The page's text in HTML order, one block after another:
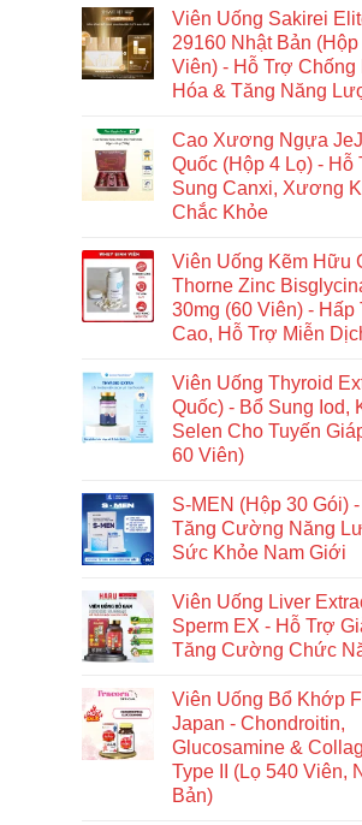
Viên Uống Sakirei
29160 Nhật Bản (Hộp
Viên) - Hỗ Trợ Chống
Hóa & Tăng Năng
Cao Xương Ngựa
Quốc (Hộp 4 Lọ) - Hỗ
Sung Canxi, Xương
Chắc Khỏe
Viên Uống Kẽm Hữu
Thorne Zinc
30mg (60 Viên) - Hấp
Cao, Hỗ Trợ Miễn
Viên Uống Thyroid
Quốc) - Bổ Sung Iod,
Selen Cho Tuyến
60 Viên)
S-MEN (Hộp 30 Gói)
Tăng Cường Năng
Sức Khỏe Nam Giới
Viên Uống Liver
Sperm EX - Hỗ Trợ
Tăng Cường Chức
Viên Uống Bổ Khớp
Japan - Chondroitin,
Glucosamine &
Type II (Lọ 540 Viên,
Bản)